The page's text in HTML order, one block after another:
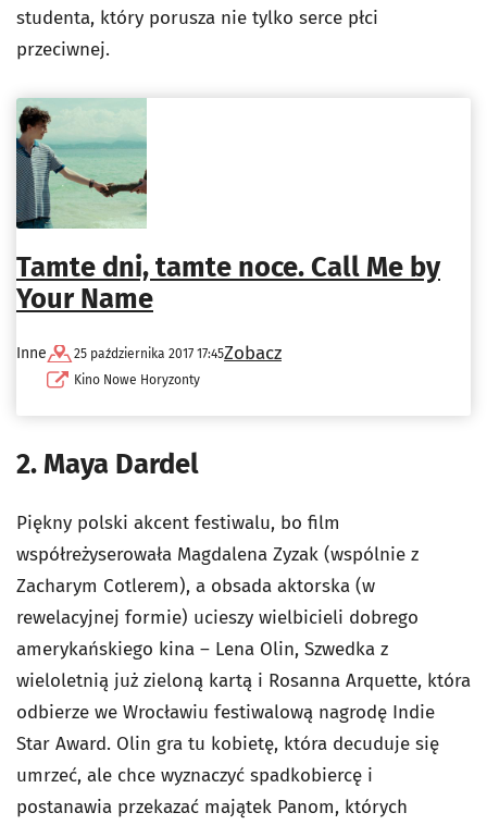
studenta, który porusza nie tylko serce płci
przeciwnej.
Tamte dni, tamte noce. Call Me by
Your Name
Inne
25 października 2017 17:45
Kino Nowe Horyzonty
Zobacz
2. Maya Dardel
Piękny polski akcent festiwalu, bo film
współreżyserowała Magdalena Zyzak (wspólnie z
Zacharym Cotlerem), a obsada aktorska (w
rewelacyjnej formie) ucieszy wielbicieli dobrego
amerykańskiego kina – Lena Olin, Szwedka z
wieloletnią już zieloną kartą i Rosanna Arquette, która
odbierze we Wrocławiu festiwalową nagrodę Indie
Star Award. Olin gra tu kobietę, która decuduje się
umrzeć, ale chce wyznaczyć spadkobiercę i
postanawia przekazać majątek Panom, których